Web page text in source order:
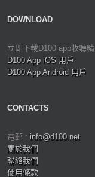
DOWNLOAD
立即下載D100 app收聽精
D100 App iOS 用戶
D100 App Android 用戶
CONTACTS
電郵 : info@d100.net
關於我們
聯絡我們
使用條款